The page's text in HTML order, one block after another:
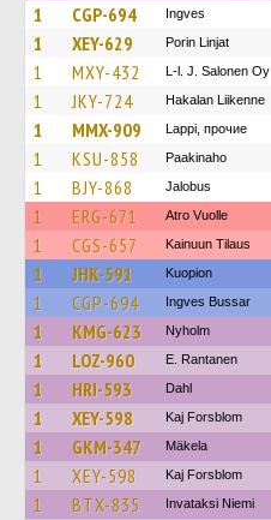
1 CGP-694 Ingves
1 XEY-629 Porin Linjat
1 MXY-432 L-l. J. Salonen Oy
1 JKY-724 Hakalan Liikenne
1 MMX-909 Lappi, прочие
1 KSU-858 Paakinaho
1 BJY-868 Jalobus
1 ERG-671 Atro Vuolle
1 CGS-657 Kainuun Tilaus
1 JHK-591 Kuopion
1 CGP-694 Ingves Bussar
1 KMG-623 Nyholm
1 LOZ-960 E. Rantanen
1 HRI-593 Dahl
1 XEY-598 Kaj Forsblom
1 GKM-347 Mäkela
1 XEY-598 Kaj Forsblom
1 BTX-835 Invataksi Niemi